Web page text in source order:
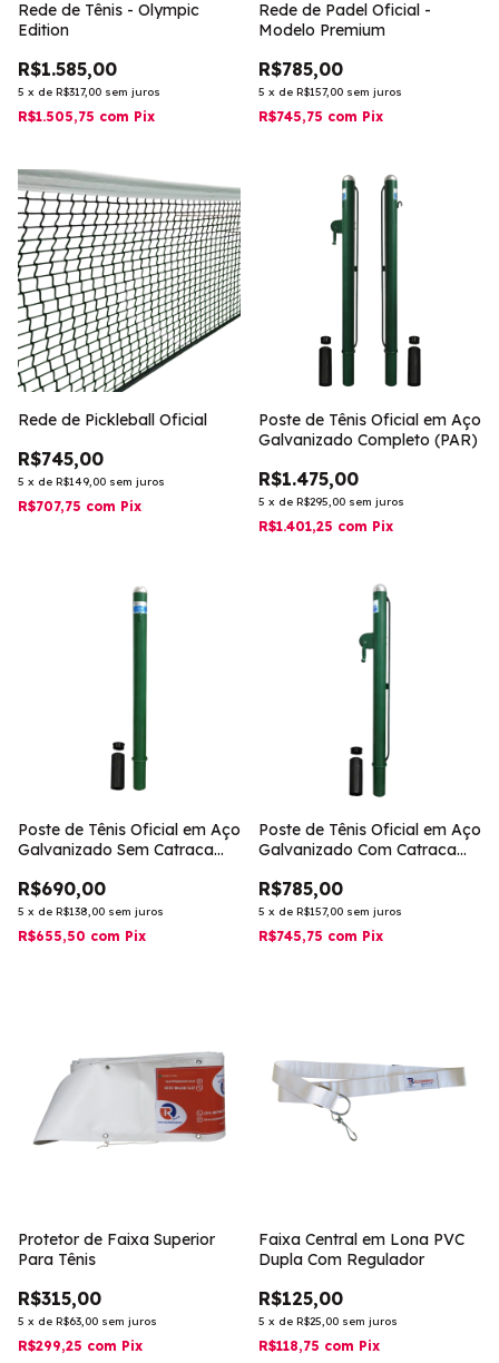
Rede de Tênis - Olympic
Edition
R$1.585,00
5 x de R$317,00 sem juros
R$1.505,75 com Pix
Rede de Padel Oficial -
Modelo Premium
R$785,00
5 x de R$157,00 sem juros
R$745,75 com Pix
Rede de Pickleball Oficial
R$745,00
5 x de R$149,00 sem juros
R$707,75 com Pix
Poste de Tênis Oficial em Aço
Galvanizado Completo (PAR)
R$1.475,00
5 x de R$295,00 sem juros
R$1.401,25 com Pix
Poste de Tênis Oficial em Aço
Galvanizado Sem Catraca
R$690,00
5 x de R$138,00 sem juros
R$655,50 com Pix
Poste de Tênis Oficial em Aço
Galvanizado Com Catraca
R$785,00
5 x de R$157,00 sem juros
R$745,75 com Pix
Protetor de Faixa Superior
Para Tênis
R$315,00
5 x de R$63,00 sem juros
R$299,25 com Pix
Faixa Central em Lona PVC
Dupla Com Regulador
R$125,00
5 x de R$25,00 sem juros
R$118,75 com Pix